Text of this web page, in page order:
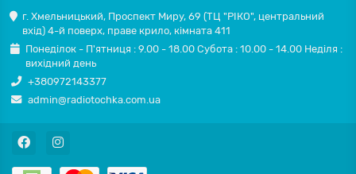
г. Хмельницький, Проспект Миру, 69 (ТЦ "РІКО", центральний
вхід) 4-й поверх, праве крило, кімната 411
Понеділок - П'ятниця : 9.00 - 18.00 Субота : 10.00 - 14.00 Неділя :
вихідний день
+380972143377
admin@radiotochka.com.ua